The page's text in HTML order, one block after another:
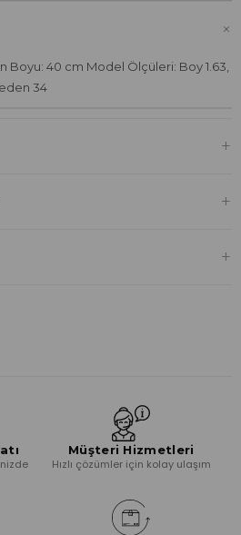
+
Boyu: 40 cm Model Ölçüleri: Boy 1.63,
34
+
+
+
Müşteri Hizmetleri
Hızlı çözümler için kolay ulaşım